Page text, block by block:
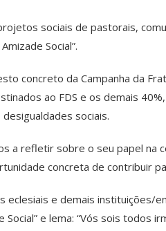
sociais de pastorais,
Social”.
concreto da Campanha da
ao FDS e os demais
sociais.
a refletir sobre o seu papel na
concreta de contribuir
eclesiais e demais instituições/
e lema: “Vós sois todos